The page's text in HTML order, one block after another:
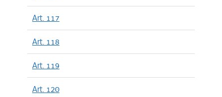
Art. 117
Art. 118
Art. 119
Art. 120